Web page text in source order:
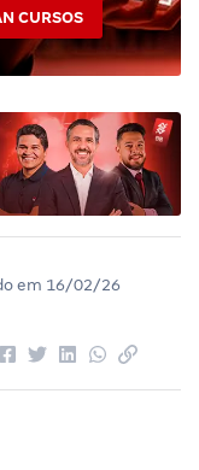
CURSOS
em 16/02/26